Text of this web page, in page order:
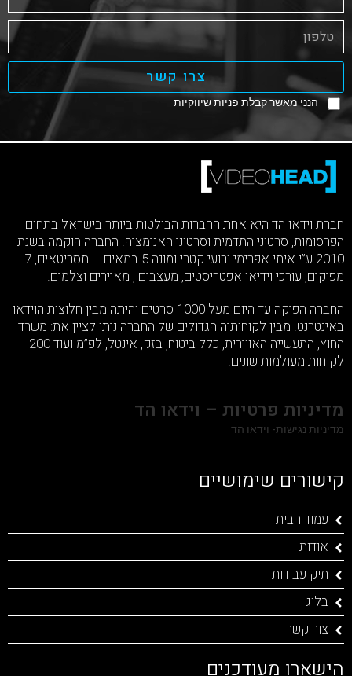
הנני מאשר קבלת פניות שיווקיות
צרו קשר
חברת וידאו הד היא אחת החברות הבולטות ביותר בישראל בתחום
הפרסומות, סרטוני התדמית וסרטוני האנימציה. החברה הוקמה בשנת
2010 ע”י איתי אפרימי ורועי קטרי ומונה 5 במאים – תסריטאים, 7
מפיקים, עורכי וידיאו אפטריסטים, מעצבים , מאיירים וצלמים.
החברה הפיקה עד היום מעל 1000 סרטים והיתה מבין חלוצות הוידאו
באינטרנט. מבין לקוחותיה הגדולים של החברה ניתן לציין את: משרד
החוץ, התעשייה האווירית, כלל ביטוח, בזק, אינטל, לפ”מ ועוד 200
לקוחות מעולמות שונים.
מדיניות פרטיות – וידאו הד
מדיניות נגישות- וידאו הד
קישורים שימושיים
עמוד הבית
אודות
תיק עבודות
בלוג
צור קשר
הישארו מעודכנים